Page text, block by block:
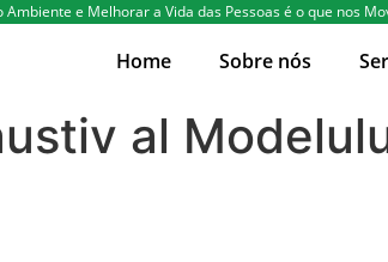
Ambiente e Melhorar a Vida das Pessoas é o que nos
Home Sobre nós
al